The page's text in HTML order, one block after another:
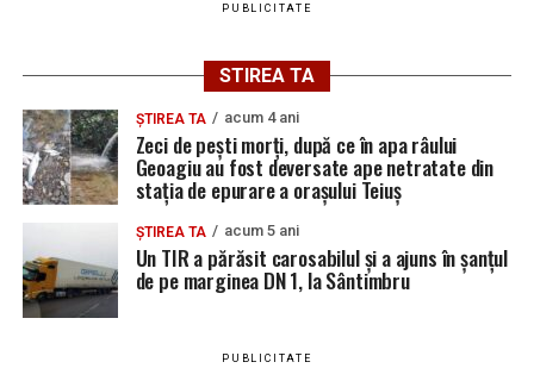
PUBLICITATE
STIREA TA
ȘTIREA TA acum 4 ani
Zeci de pești morți, după ce în apa râului
Geoagiu au fost deversate ape netratate din
stația de epurare a orașului Teiuș
ȘTIREA TA acum 5 ani
Un TIR a părăsit carosabilul și a ajuns în șanțul
de pe marginea DN 1, la Sântimbru
PUBLICITATE